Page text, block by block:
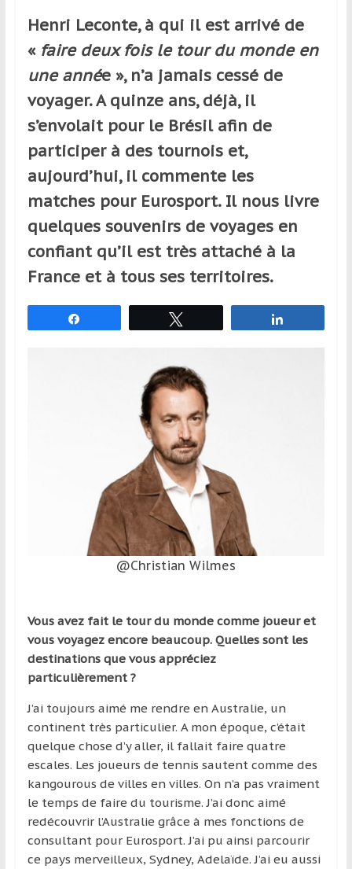
réguliers,
passionnés
ou
simples
spectateurs
de
sport,
qui
déplacent
en
France
l’étranger
Henri Leconte, à qui il est arrivé de
« faire deux fois le tour du monde en
une année », n’a jamais cessé de
voyager. A quinze ans, déjà, il
s’envolait pour le Brésil afin de
participer à des tournois et,
aujourd’hui, il commente les
matches pour Eurosport. Il nous livre
quelques souvenirs de voyages en
confiant qu’il est très attaché à la
France et à tous ses territoires.
@Christian Wilmes
Vous avez fait le tour du monde comme joueur et
vous voyagez encore beaucoup. Quelles sont les
destinations que vous appréciez
particulièrement ?
J’ai toujours aimé me rendre en Australie, un
continent très particulier. A mon époque, c’était
quelque chose d’y aller, il fallait faire quatre
escales. Les joueurs de tennis sautent comme des
kangourous de villes en villes. On n’a pas vraiment
le temps de faire du tourisme. J’ai donc aimé
redécouvrir l’Australie grâce à mes fonctions de
consultant pour Eurosport. J’ai pu ainsi parcourir
ce pays merveilleux, Sydney, Adelaïde. J’ai eu aussi